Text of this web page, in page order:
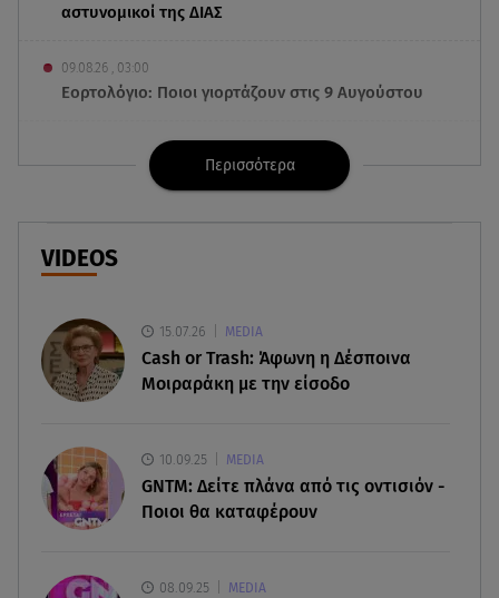
αστυνομικοί της ΔΙΑΣ
09.08.26 , 03:00
Εορτολόγιο: Ποιοι γιορτάζουν στις 9 Αυγούστου
Αττική: Μπαράζ διαρρήξεων – Λεία 70.000 ευρώ
από μεζονέτα
08.08.26 , 23:30
Greek Mafia: Χειροπέδες σε «Πίτμπουλ» και
08.08.26 , 23:00
Στενά του Ορμούζ: Στο Ιράν ο έλεγχος της
εισερχόμενης ναυσιπλοΐας
08.08.26 , 22:45
Κρήτη: Τι απαντά η ΕΛ.ΑΣ. για το βίντεο με τον
μεθυσμένο τουρίστα
Αλεξανδρούπολη: Ανασύρθηκε χωρίς τις
Περισσότερα
VIDEOS
15.07.26 MEDIA
Cash or Trash: Άφωνη η Δέσποινα
Μοιραράκη με την είσοδο
10.09.25 MEDIA
GNTM: Δείτε πλάνα από τις οντισιόν -
Ποιοι θα καταφέρουν
08.09.25 MEDIA